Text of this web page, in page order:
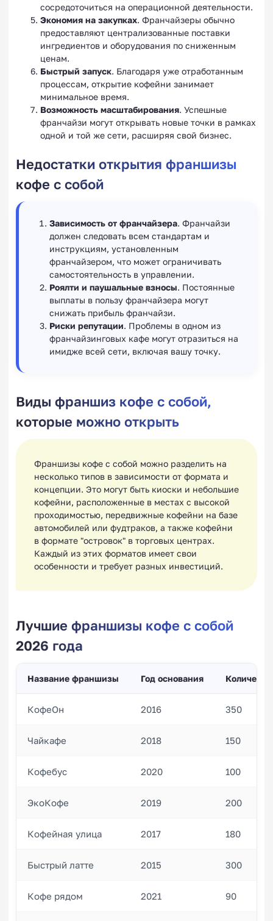
сосредоточиться на операционной деятельности.
Экономия на закупках. Франчайзеры обычно
предоставляют централизованные поставки
ингредиентов и оборудования по сниженным
ценам.
Быстрый запуск. Благодаря уже отработанным
процессам, открытие кофейни занимает
минимальное время.
Возможность масштабирования. Успешные
франчайзи могут открывать новые точки в рамках
одной и той же сети, расширяя свой бизнес.
Недостатки открытия франшизы
кофе с собой
Зависимость от франчайзера. Франчайзи
должен следовать всем стандартам и
инструкциям, установленным
франчайзером, что может ограничивать
самостоятельность в управлении.
Роялти и паушальные взносы. Постоянные
выплаты в пользу франчайзера могут
снижать прибыль франчайзи.
Риски репутации. Проблемы в одном из
франчайзинговых кафе могут отразиться на
имидже всей сети, включая вашу точку.
Виды франшиз кофе с собой,
которые можно открыть
Франшизы кофе с собой можно разделить на
несколько типов в зависимости от формата и
концепции. Это могут быть киоски и небольшие
кофейни, расположенные в местах с высокой
проходимостью, передвижные кофейни на базе
автомобилей или фудтраков, а также кофейни
в формате "островок" в торговых центрах.
Каждый из этих форматов имеет свои
особенности и требует разных инвестиций.
Лучшие франшизы кофе с собой
2026 года
Название франшизы Год основания
КофеОн 2016 350
Чайкафе 2018 150
Кофебус 2020 100
ЭкоКофе 2019 200
Кофейная улица 2017 180
Быстрый латте 2015 300
Кофе рядом 2021 90